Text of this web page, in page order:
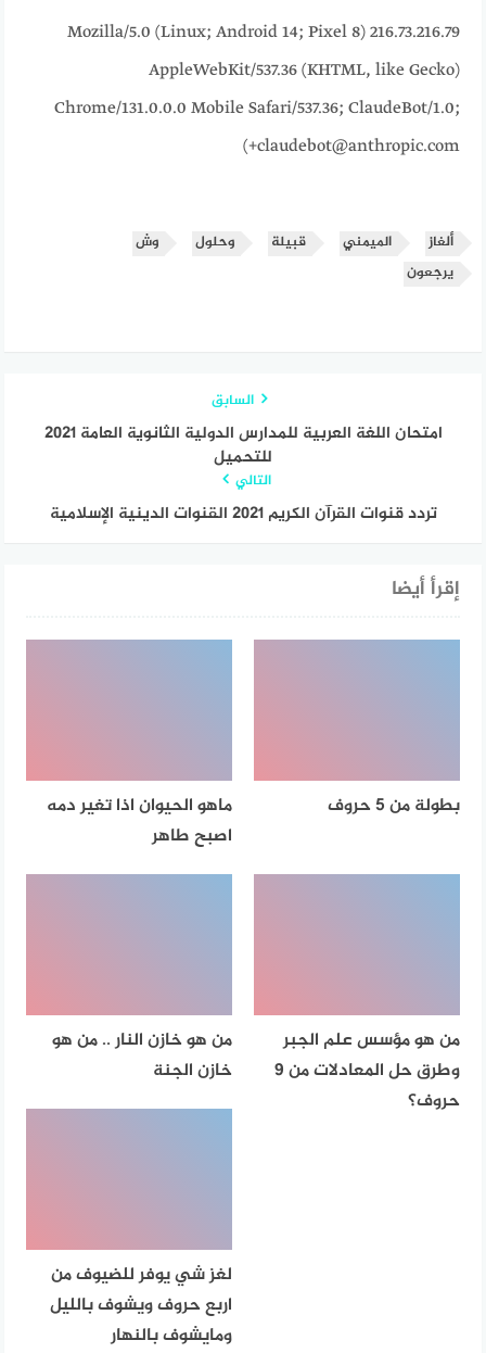
216.73.216.79 Mozilla/5.0 (Linux; Android 14; Pixel 8)
AppleWebKit/537.36 (KHTML, like Gecko)
Chrome/131.0.0.0 Mobile Safari/537.36; ClaudeBot/1.0;
+claudebot@anthropic.com)
ألغاز الميمني قبيلة وحلول
وش
يرجعون
السابق
امتحان اللغة العربية للمدارس الدولية الثانوية العامة 2021
للتحميل
التالي
تردد قنوات القرآن الكريم 2021 القنوات الدينية الإسلامية
إقرأ أيضا
بطولة من 5 حروف
ماهو الحيوان اذا تغير دمه
اصبح طاهر
من هو مؤسس علم الجبر
وطرق حل المعادلات من 9
حروف؟
من هو خازن النار .. من هو
خازن الجنة
لغز شي يوفر للضيوف من
اربع حروف ويشوف بالليل
ومايشوف بالنهار